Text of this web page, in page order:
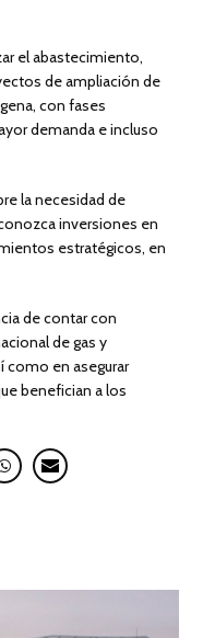
el abastecimiento,
de ampliación de
con fases
demanda e incluso
la necesidad de
inversiones en
estratégicos, en
de contar con
de gas y
como en asegurar
benefician a los